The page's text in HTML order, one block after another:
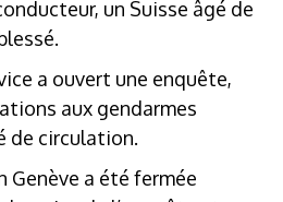
un Suisse âgé de
a ouvert une enquête,
aux gendarmes
de circulation.
Genève a été fermée